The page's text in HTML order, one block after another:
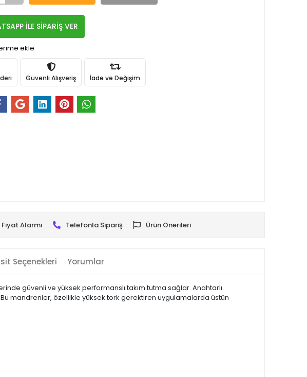
İLE SİPARİŞ VER
ekle
Güvenli Alışveriş İade ve Değişim
Fiyat Alarmı Telefonla Sipariş Ürün Önerileri
Seçenekleri Yorumlar
güvenli ve yüksek performanslı takım tutma sağlar. Anahtarlı
mandrenler, özellikle yüksek tork gerektiren uygulamalarda üstün